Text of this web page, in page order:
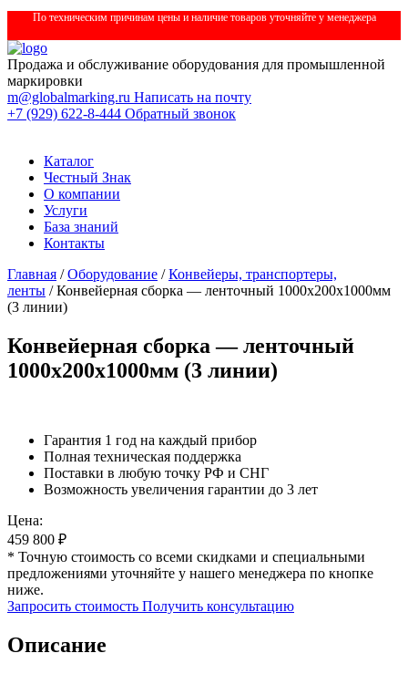
По техническим причинам цены и наличие товаров уточняйте у менеджера
Продажа и обслуживание оборудования для промышленной
маркировки
m@globalmarking.ru Написать на почту
+7 (929) 622-8-444 Обратный звонок
Каталог
Честный Знак
О компании
Услуги
База знаний
Контакты
Главная /Оборудование /Конвейеры, транспортеры,
ленты / Конвейерная сборка — ленточный 1000х200х1000мм
(3 линии)
Конвейерная сборка — ленточный
1000х200х1000мм (3 линии)
Гарантия 1 год на каждый прибор
Полная техническая поддержка
Поставки в любую точку РФ и СНГ
Возможность увеличения гарантии до 3 лет
Цена:
459 800 ₽
* Точную стоимость со всеми скидками и специальными
предложениями уточняйте у нашего менеджера по кнопке
ниже.
Запросить стоимость Получить консультацию
Описание